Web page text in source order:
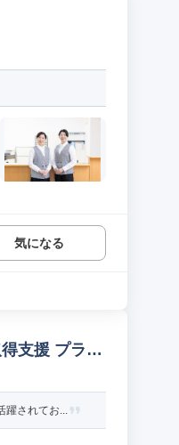
気になる
支援 プラン
躍されてお...